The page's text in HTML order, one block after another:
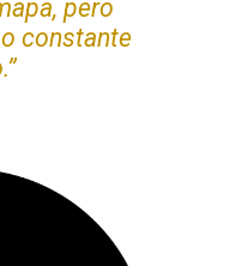
pero
constante